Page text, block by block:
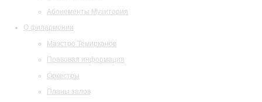
Абонементы Музитория
О филармонии
Маэстро Темирканов
Правовая информация
Оркестры
Планы залов